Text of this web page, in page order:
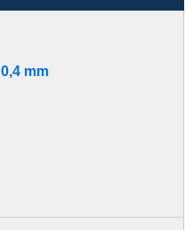
0,4 mm